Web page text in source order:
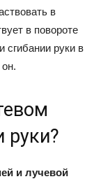
в
в повороте
сгибании руки в
руки?
и лучевой